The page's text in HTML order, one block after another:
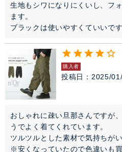
生地もシワになりにくいし、フ
ます。
ブラックは使いやすくていいです
購入者
投稿日 2025/
おしゃれに疎い旦那さんですが
うでよく着てくれています。
ツルツルとした素材で気持ちがい
※安くなっていたので色違いも